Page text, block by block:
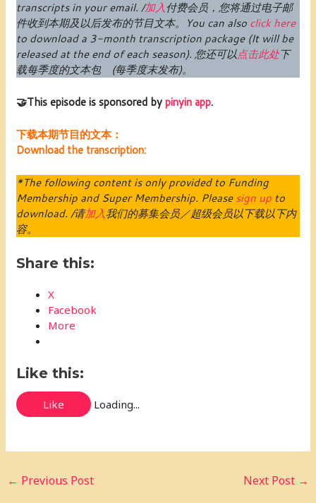
transcripts in your email. /加入付费会员 ，您将通过电子邮
件收到本期及以后发布的节目文本。
You can also click here
to download a 3-month transcription package (It will be
released at the end of each season). 您还可以点击此处下
载每季度的文本包 (每季度末发布)。
🤝This episode is sponsored bypinyin app.
下载本期节目的文本：
Download the transcription:
*The following content is only provided to Funding
Membership and Super Membership. Pleasesign up to
download. /请加入我们的募集会员／超级会员以下载以下内
容。
Share this:
X
Facebook
More
Like this:
Like Loading...
← Previous Post Next Post →